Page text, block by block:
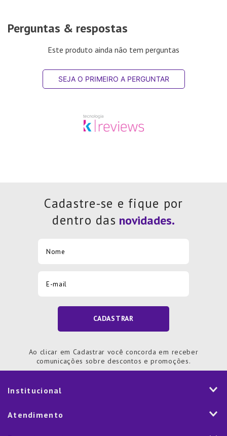
Perguntas & respostas
Este produto ainda não tem perguntas
SEJA O PRIMEIRO A PERGUNTAR
Cadastre-se e fique por
dentro das
CADASTRAR
Ao clicar em Cadastrar você concorda em receber
comunicações sobre descontos e promoções.
Institucional
História
Atendimento